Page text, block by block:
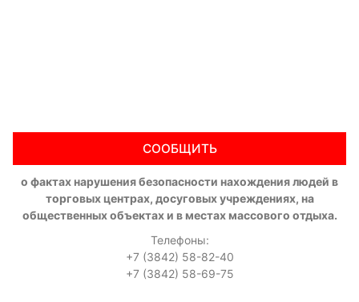
СООБЩИТЬ
о фактах нарушения безопасности нахождения людей в
торговых центрах, досуговых учреждениях, на
общественных объектах и в местах массового отдыха.
Телефоны:
+7 (3842) 58-82-40
+7 (3842) 58-69-75